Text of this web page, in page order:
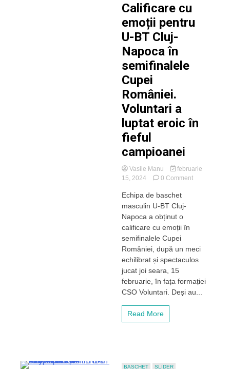
Calificare cu
emoții pentru
U-BT Cluj-
Napoca în
semifinalele
Cupei
României.
Voluntari a
luptat eroic în
fieful
campioanei
Vasile Manu
februarie
15, 2024
0 Commenton
Napoca
în
Cupei
Echipa de baschet
masculin U-BT Cluj-
Napoca a obținut o
calificare cu emoții în
semifinalele Cupei
României, după un meci
echilibrat și spectaculos
jucat joi seara, 15
februarie, în fața formației
CSO Voluntari. Deși au...
Read More
BASCHET SLIDER